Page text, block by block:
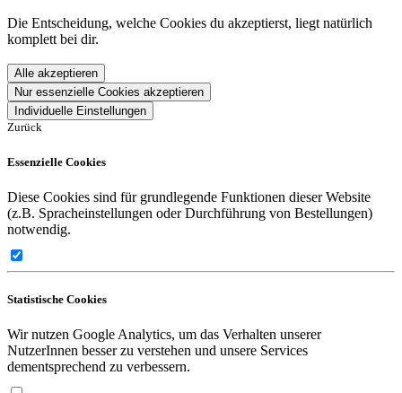
Die Entscheidung, welche Cookies du akzeptierst, liegt natürlich
komplett bei dir.
Alle akzeptieren
Nur essenzielle Cookies akzeptieren
Individuelle Einstellungen
Zurück
Essenzielle Cookies
Diese Cookies sind für grundlegende Funktionen dieser Website
(z.B. Spracheinstellungen oder Durchführung von Bestellungen)
notwendig.
Statistische Cookies
Wir nutzen Google Analytics, um das Verhalten unserer
NutzerInnen besser zu verstehen und unsere Services
dementsprechend zu verbessern.